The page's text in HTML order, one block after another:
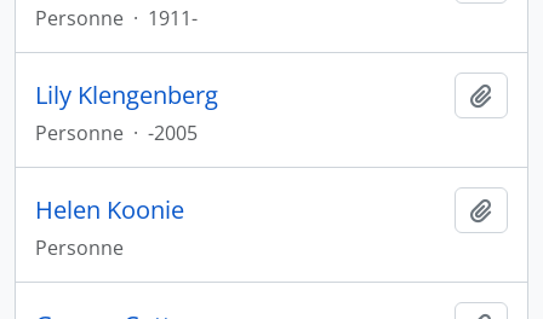
Personne · 1911-
Lily Klengenberg
Personne · -2005
Helen Koonie
Personne